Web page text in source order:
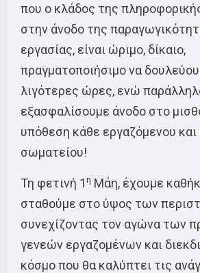
που ο κλάδος της
στην άνοδο της
εργασίας, είναι ώριμο, δίκαιο,
πραγματοποιήσιμο να
λιγότερες ώρες, ενώ
εξασφαλίσουμε άνοδο στο
υπόθεση κάθε εργαζόμενου και
σωματείου!
Τη φετινή 1η Μάη, έχουμε
σταθούμε στο ύψος των
συνεχίζοντας τον αγώνα των
γενεών εργαζομένων και
κόσμο που θα καλύπτει τις